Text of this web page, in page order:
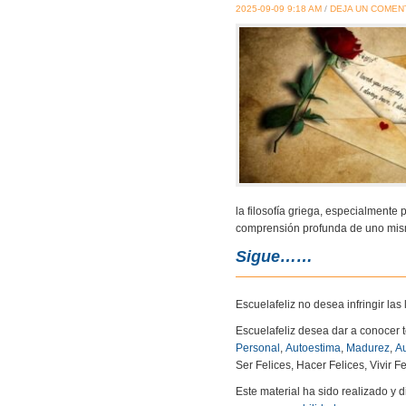
2025-09-09 9:18 AM / DEJA UN
la filosofía griega, especialmente
comprensión profunda de uno
Sigue……
Escuelafeliz no desea infringir
Escuelafeliz desea dar a
Personal , Autoestima, Madurez,
Ser Felices, Hacer Felices, Vivir
Este material ha sido realizado y